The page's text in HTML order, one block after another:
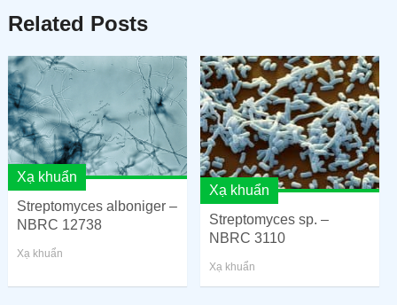
Related Posts
Xạ khuẩn
Streptomyces alboniger –
NBRC 12738
Xạ khuẩn
Xạ khuẩn
Streptomyces sp. –
NBRC 3110
Xạ khuẩn